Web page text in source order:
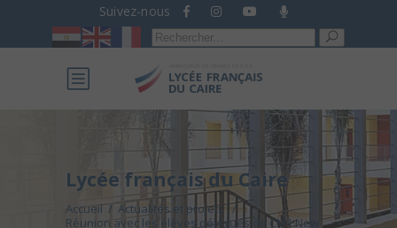
Suivez-nous
Recherche
pour :
Lycée français du Caire
Accueil / Actualités et projets
/
Réunion avec les élèves délégués de CM1 New